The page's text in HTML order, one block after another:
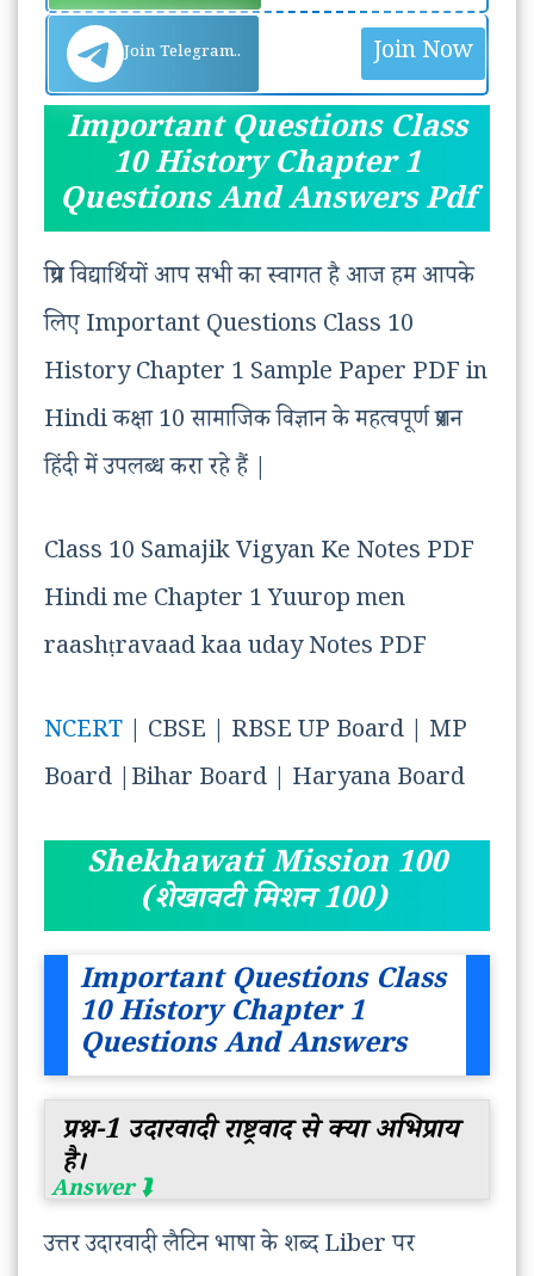
Join Telegram.. Join Now
Important Questions Class
10 History Chapter 1
Questions And Answers Pdf
प्रिय विद्यार्थियों आप सभी का स्वागत है आज हम आपके
लिए Important Questions Class 10
History Chapter 1 Sample Paper PDF in
Hindi कक्षा 10 सामाजिक विज्ञान के महत्वपूर्ण प्रशन
हिंदी में उपलब्ध करा रहे हैं |
Class 10 Samajik Vigyan Ke Notes PDF
Hindi me Chapter 1 Yuurop men
raashṭravaad kaa uday Notes PDF
NCERT | CBSE | RBSE UP Board | MP
Board |Bihar Board | Haryana Board
Shekhawati Mission 100
(शेखावटी मिशन 100)
Important Questions Class
10 History Chapter 1
Questions And Answers
प्रश्न-1 उदारवादी राष्ट्रवाद से क्या अभिप्राय
है।
उत्तर उदारवादी लैटिन भाषा के शब्द Liber पर